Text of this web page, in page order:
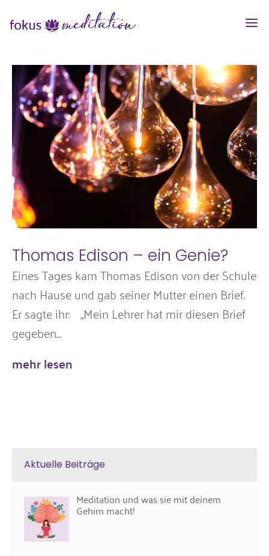
Thomas Edison – ein Genie?
Eines Tages kam Thomas Edison von der Schule
nach Hause und gab seiner Mutter einen Brief.
Er sagte ihr: „Mein Lehrer hat mir diesen Brief
gegeben...
mehr lesen
Aktuelle Beiträge
Meditation und was sie mit deinem
Gehirn macht!